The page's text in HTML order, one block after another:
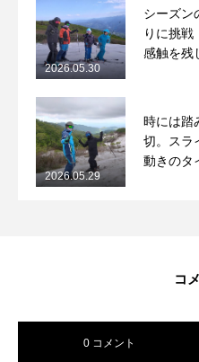
シーズン
りに挑戦
感触を残
2026.05.30
時には踏
切。スラ
動きのタ
2026.05.29
コ
0 コメント